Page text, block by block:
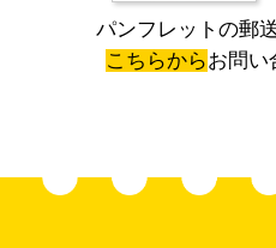
パンフレットの郵
こちらからお問い